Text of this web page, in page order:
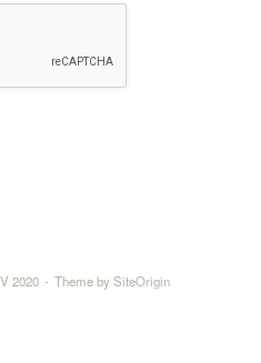
2020 Theme bySiteOrigin